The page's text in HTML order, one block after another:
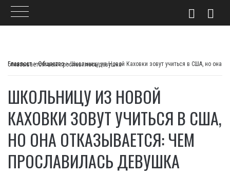
Главпост>Общество>
Школьницу из Новой Каховки зовут учиться в США, но она отказывается: чем прославилась девушка
ШКОЛЬНИЦУ ИЗ НОВОЙ
КАХОВКИ ЗОВУТ УЧИТЬСЯ В США,
НО ОНА ОТКАЗЫВАЕТСЯ: ЧЕМ
ПРОСЛАВИЛАСЬ ДЕВУШКА